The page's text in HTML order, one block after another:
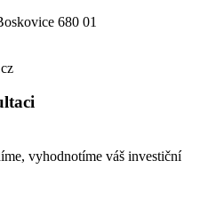
680 01
vyhodnotíme váš investiční